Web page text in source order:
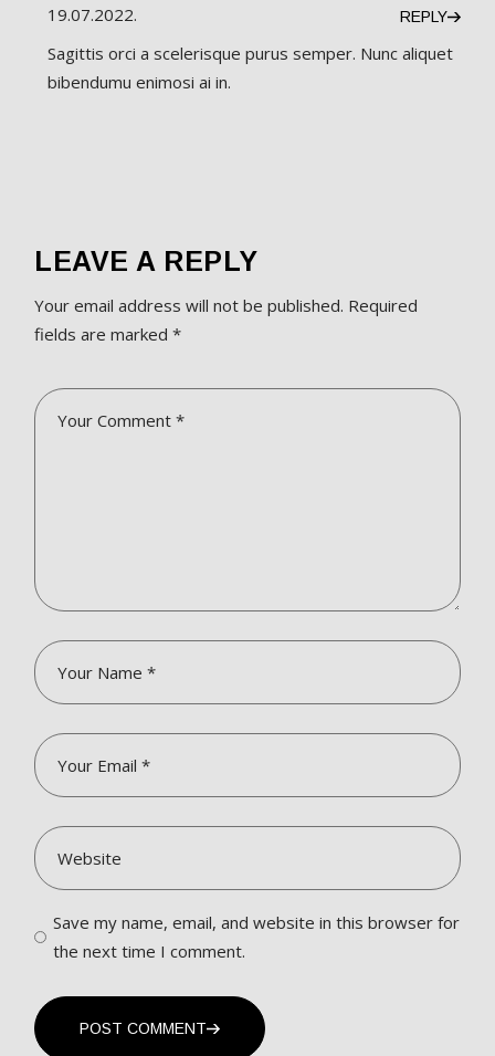
19.07.2022. REPLY
Sagittis orci a scelerisque purus semper. Nunc aliquet
bibendumu enimosi ai in.
LEAVE A REPLY
Your email address will not be published. Required
fields are marked*
Save my name, email, and website in this browser for
the next time I comment.
POST COMMENT